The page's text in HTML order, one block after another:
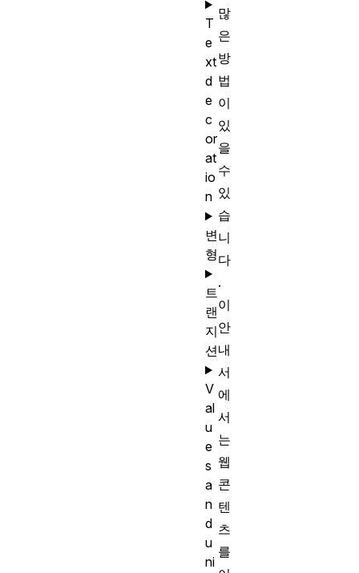
많
은
방
법
이
있
을
수
있
습
니
다
.
이
안
내
서
에
서
는
웹
콘
텐
츠
를
T
e
xt
d
e
c
or
at
io
n
변
형
트
랜
지
션
V
al
u
e
s
a
n
d
u
ni